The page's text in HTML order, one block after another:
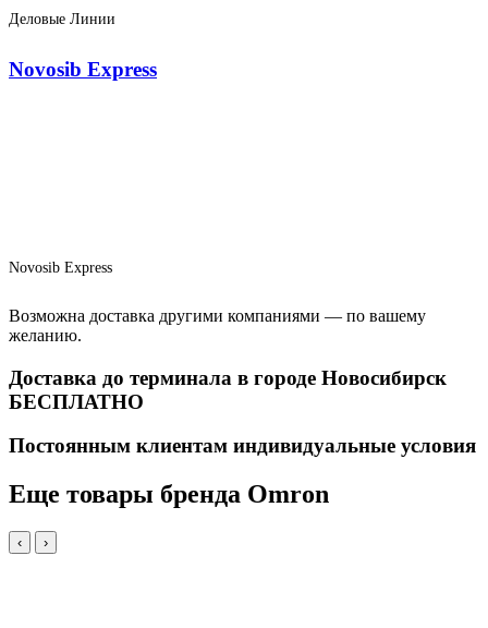
Деловые Линии
Novosib Express
Novosib Express
Возможна доставка другими компаниями — по вашему
желанию.
Доставка до терминала в городе Новосибирск
БЕСПЛАТНО
Постоянным клиентам индивидуальные условия
Еще товары бренда Omron
‹ ›